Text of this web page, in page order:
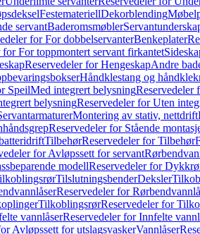
FestemateriellDekorblending
servantBaderomsmøbler
for For dobbelservanterBenkeplater
for For toppmontert servant firkantet
Reservedeler for HengeskapAndre
Håndklestang og
SpeilMed integrert belysningReservedeler
belysningReservedeler for Uten
Montering av stativ, nettdrift
Reservedeler for Stående
TilbehørReservedeler for Tilbehør
for Avløpssett for servant
modellReservedeler for
TilslutningsbenderDeksler
Reservedeler for
TilkoblingsrørReservedeler for
vannlåserReservedeler for Innfelte
Avløpssett for utslagsvaskerVannlåser